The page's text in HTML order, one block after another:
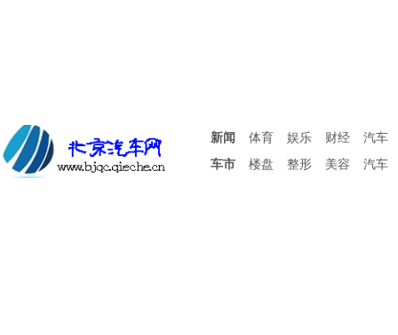
新闻 体育 娱乐 财经
汽车
车市
楼盘 整形 美容 汽车